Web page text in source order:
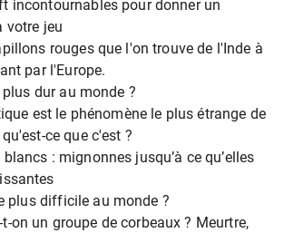
incontournables pour donner un
votre jeu
rouges que l'on trouve de l'Inde à
par l'Europe.
dur au monde ?
est le phénomène le plus étrange de
ce que c'est ?
: mignonnes jusqu’à ce qu’elles
plus difficile au monde ?
on un groupe de corbeaux ? Meurtre,